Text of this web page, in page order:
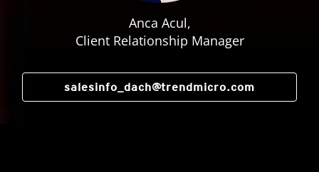
Anca Acul,
Client Relationship Manager
salesinfo_dach@trendmicro.com